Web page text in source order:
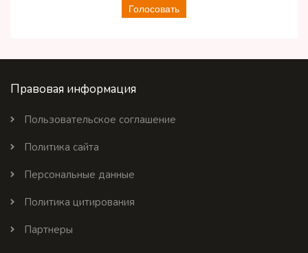
Голосовать
Правовая информация
Пользовательское соглашение
Политика сайта
Персональные данные
Политика цитирования
Партнеры